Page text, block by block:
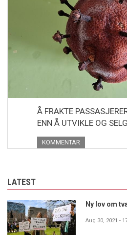
Å FRAKTE
ENN Å UTVIKLE OG
KOMMENTAR
LATEST
Ny lov om
Aug 30, 2021 -